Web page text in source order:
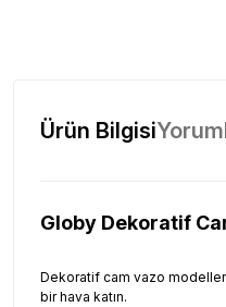
Ürün Bilgisi
Globy Dekoratif
Dekoratif cam vazo
bir hava katın.